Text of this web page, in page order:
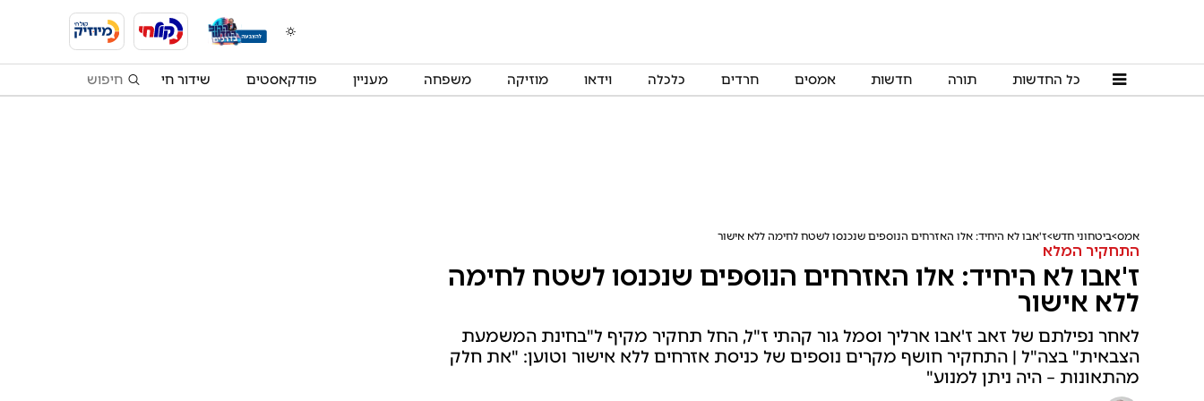
כל החדשות תורה חדשות אמסים חרדים כלכלה וידאו מוזיקה משפחה מעניין פודקאסטים שידור חי
אמס ביטחוני חדש ז'אבו לא היחיד: אלו האזרחים הנוספים שנכנסו לשטח לחימה ללא אישור
התחקיר המלא
ז'אבו לא היחיד: אלו האזרחים הנוספים שנכנסו לשטח לחימה
ללא אישור
לאחר נפילתם של זאב ז'אבו ארליך וסמל גור קהתי ז"ל, החל תחקיר מקיף ל"בחינת המשמעת
הצבאית" בצה"ל | התחקיר חושף מקרים נוספים של כניסת אזרחים ללא אישור וטוען: "את חלק
מהתאונות – היה ניתן למנוע"